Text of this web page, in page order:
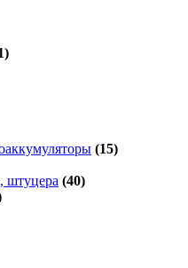
(15)
штуцера (40)